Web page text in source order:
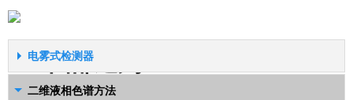
‹ 2020 版《中国药典》色谱与质谱解决方案
中药篇›
化学药篇›
生物制品篇›
四部通则
电雾式检测器
电雾式检测器
二维液相色谱方法